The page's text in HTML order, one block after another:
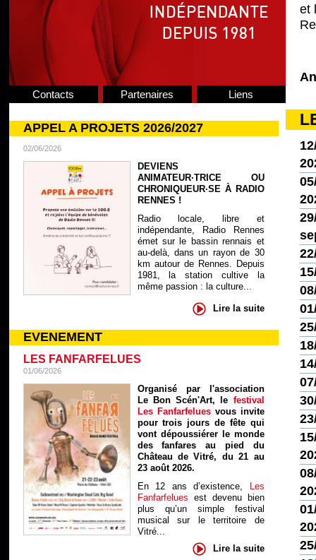
Contacts Partenaires Liens
APPEL A PROJETS 2026/2027
02/06/2026
DEVIENS
ANIMATEUR·TRICE OU
CHRONIQUEUR·SE À RADIO
RENNES !
Radio locale, libre et
indépendante, Radio Rennes
émet sur le bassin rennais et
au-delà, dans un rayon de 30
km autour de Rennes. Depuis
1981, la station cultive la
même passion : la culture...
Lire la suite
EVENEMENT
LES FANFARFELUES
01/06/2026
Organisé par l'association
Le Bon Scén'Art, le festival
Les Fanfarfelues vous invite
pour trois jours de fête qui
vont dépoussiérer le monde
des fanfares au pied du
Château de Vitré, du 21 au
23 août 2026.
En 12 ans d’existence, Les
Fanfarfelues est devenu bien
plus qu’un simple festival
musical sur le territoire de
Vitré...
Lire la suite
et